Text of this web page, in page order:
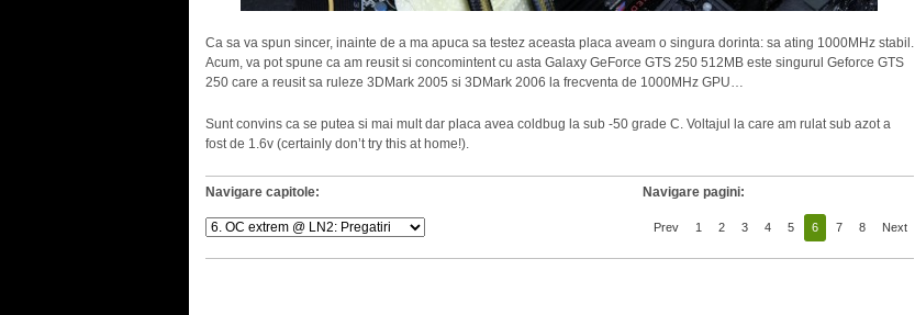
Ca sa va spun sincer, inainte de a ma apuca sa testez aceasta placa aveam o singura dorinta: sa ating 1000MHz stabil.
Acum, va pot spune ca am reusit si concomintent cu asta Galaxy GeForce GTS 250 512MB este singurul Geforce GTS
250 care a reusit sa ruleze 3DMark 2005 si 3DMark 2006 la frecventa de 1000MHz GPU…
Sunt convins ca se putea si mai mult dar placa avea coldbug la sub -50 grade C. Voltajul la care am rulat sub azot a
fost de 1.6v (certainly don’t try this at home!).
Navigare capitole: Navigare pagini:
Prev 1 2 3 4 5 6 7 8 Next